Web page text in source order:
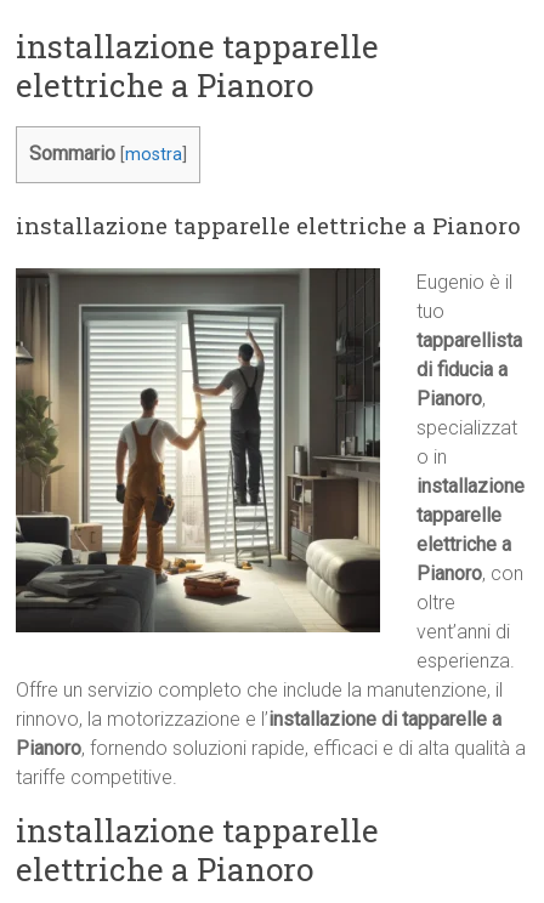
installazione tapparelle
elettriche a Pianoro
Sommario [mostra
installazione tapparelle elettriche a Pianoro
Eugenio è il
tuo
tapparellista
di fiducia a
Pianoro,
specializzat
o in
installazione
tapparelle
elettriche a
Pianoro, con
oltre
vent’anni di
esperienza.
Offre un servizio completo che include la manutenzione, il
rinnovo, la motorizzazione e l’installazione di tapparelle a
Pianoro, fornendo soluzioni rapide, efficaci e di alta qualità a
tariffe competitive.
installazione tapparelle
elettriche a Pianoro